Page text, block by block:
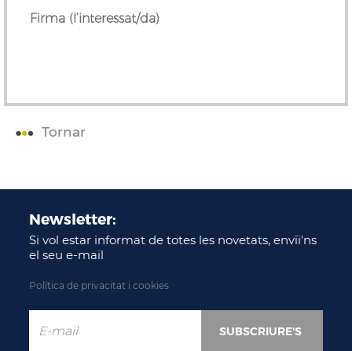
Firma (l’interessat/da)
Tornar
Newsletter:
Si vol estar informat de totes les novetats, envïi'ns
el seu e-mail
Política de privacitat i cookies